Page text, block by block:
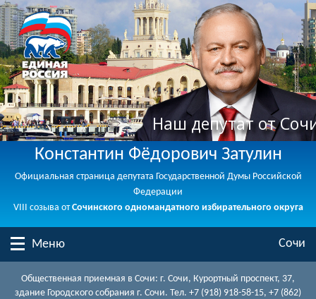
Наш депутат от
Константин Фёдорович Затулин
Официальная страница депутата Государственной Думы Российской
Федерации
VIII созыва отСочинского одномандатного избирательного округа
Меню Сочи
Общественная приемная в Сочи: г. Сочи, Курортный проспект, 37,
здание Городского собрания г. Сочи. Тел. +7 (918) 918-58-15, +7 (862)